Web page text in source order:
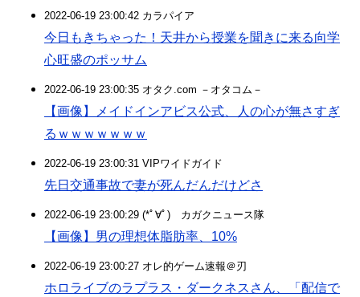
2022-06-19 23:00:42 カラパイア
今日もきちゃった！天井から授業を聞きに来る向学
心旺盛のポッサム
2022-06-19 23:00:35 オタク.com －オタコム－
【画像】メイドインアビス公式、人の心が無さすぎ
るｗｗｗｗｗｗｗ
2022-06-19 23:00:31 VIPワイドガイド
先日交通事故で妻が死んだんだけどさ
2022-06-19 23:00:29 (*ﾟ∀ﾟ)ゞカガクニュース隊
【画像】男の理想体脂肪率、10%
2022-06-19 23:00:27 オレ的ゲーム速報＠刃
ホロライブのラプラス・ダークネスさん、「配信で